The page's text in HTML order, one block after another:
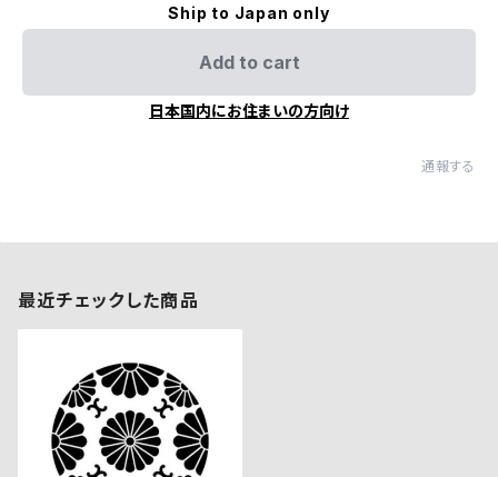
Ship to Japan only
Add to cart
日本国内にお住まいの方向け
通報する
最近チェックした商品